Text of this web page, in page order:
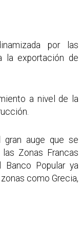
por las
la exportación de
a nivel de la
auge que se
Zonas Francas
Popular ya
como Grecia,